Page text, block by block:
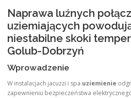
Naprawa luźnych
uziemiających
niestabilne skoki
Golub-Dobrzyń
Wprowadzenie
W instalacjach jacuzzi i spa uziemienie
zapewnieniu bezpieczeństwa